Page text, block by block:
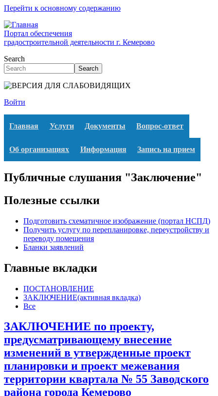
Перейти к основному содержанию
Портал обеспечения
градостроительной деятельности г. Кемерово
Search
Search
Войти
Главная Услуги Документы Вопрос-ответ
Об организациях Информация Запись на прием
Публичные слушания "Заключение"
Полезные ссылки
Подготовить схематичное изображение (портал НСПД)
Получить услугу по перепланировке, переустройству и
переводу помещения
Бланки заявлений
Главные вкладки
ПОСТАНОВЛЕНИЕ
ЗАКЛЮЧЕНИЕ(активная вкладка)
Все
ЗАКЛЮЧЕНИЕ по проекту,
предусматривающему внесение
изменений в утвержденные проект
планировки и проект межевания
территории квартала № 55 Заводского
района города Кемерово